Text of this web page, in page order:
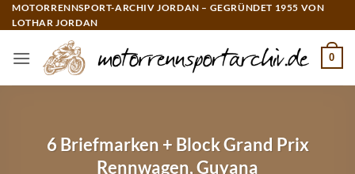
Zum
Inhalt
MOTORRENNSPORT-ARCHIV JORDAN – GEGRÜNDET 1955 VON
LOTHAR JORDAN
0
6 Briefmarken + Block Grand Prix
Rennwagen, Guyana